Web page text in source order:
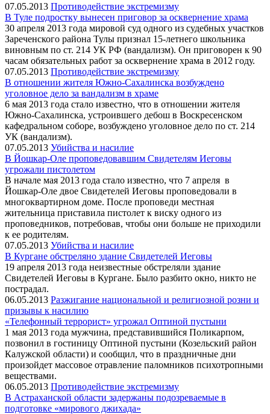
07.05.2013 Противодействие экстремизму
В Туле подростку вынесен приговор за осквернение храма
30 апреля 2013 года мировой суд одного из судебных участков
Зареченского района Тулы признал 15-летнего школьника
виновным по ст. 214 УК РФ (вандализм). Он приговорен к 90
часам обязательных работ за осквернение храма в 2012 году.
07.05.2013 Противодействие экстремизму
В отношении жителя Южно-Сахалинска возбуждено
уголовное дело за вандализм в храме
6 мая 2013 года стало известно, что в отношении жителя
Южно-Сахалинска, устроившего дебош в Воскресенском
кафедральном соборе, возбуждено уголовное дело по ст. 214
УК (вандализм).
07.05.2013 Убийства и насилие
В Йошкар-Оле проповедовавшим Свидетелям Иеговы
угрожали пистолетом
В начале мая 2013 года стало известно, что 7 апреля в
Йошкар-Оле двое Свидетелей Иеговы проповедовали в
многоквартирном доме. После проповеди местная
жительница приставила пистолет к виску одного из
проповедников, потребовав, чтобы они больше не приходили
к ее родителям.
07.05.2013 Убийства и насилие
В Кургане обстреляно здание Свидетелей Иеговы
19 апреля 2013 года неизвестные обстреляли здание
Свидетелей Иеговы в Кургане. Было разбито окно, никто не
пострадал.
06.05.2013 Разжигание национальной и религиозной розни и
призывы к насилию
«Телефонный террорист» угрожал Оптиной пустыни
1 мая 2013 года мужчина, представившийся Поликарпом,
позвонил в гостиницу Оптиной пустыни (Козельский район
Калужской области) и сообщил, что в праздничные дни
произойдет массовое отравление паломников психотропными
веществами.
06.05.2013 Противодействие экстремизму
В Астраханской области задержаны подозреваемые в
подготовке «мирового джихада»